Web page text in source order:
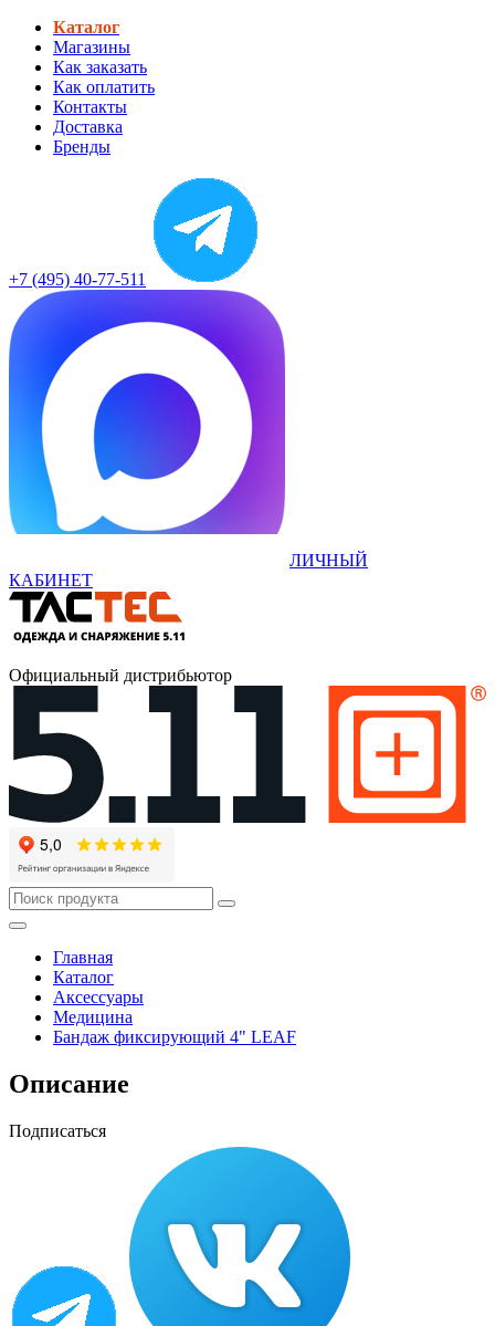
Каталог
Магазины
Как заказать
Как оплатить
Контакты
Доставка
Бренды
+7 (495) 40-77-511
ЛИЧНЫЙ
КАБИНЕТ
Официальный дистрибьютор
Главная
Каталог
Аксессуары
Медицина
Бандаж фиксирующий 4" LEAF
Описание
Подписаться